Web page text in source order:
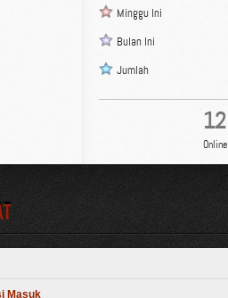
Minggu Ini
Bulan Ini
Jumlah
12
Online
Masuk